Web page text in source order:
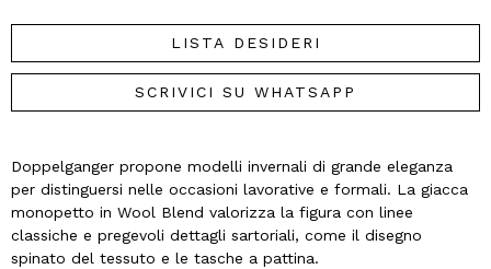
LISTA DESIDERI
SCRIVICI SU WHATSAPP
Doppelganger propone modelli invernali di grande eleganza
per distinguersi nelle occasioni lavorative e formali. La giacca
monopetto in Wool Blend valorizza la figura con linee
classiche e pregevoli dettagli sartoriali, come il disegno
spinato del tessuto e le tasche a pattina.